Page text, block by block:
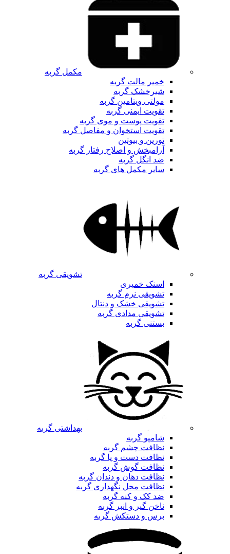
مکمل گربه
خمیر مالت گربه
شیرخشک گربه
مولتی ویتامین گربه
تقویت ایمنی گربه
تقویت پوست و موی گربه
تقویت استخوان و مفاصل گربه
تورین و بیوتین
آرامبخش و اصلاح رفتار گربه
ضد انگل گربه
سایر مکمل های گربه
تشویقی گربه
اسنک خمیری
تشویقی نرم گربه
تشویقی خشک و دنتال
تشویقی مدادی گربه
بستنی گربه
بهداشتی گربه
شامپو گربه
نظافت چشم گربه
نظافت دست و پا گربه
نظافت گوش گربه
نظافت دهان و دندان گربه
نظافت محل نگهداری گربه
ضد کک و کنه گربه
ناخن گیر و انبر گربه
برس و دستکش گربه